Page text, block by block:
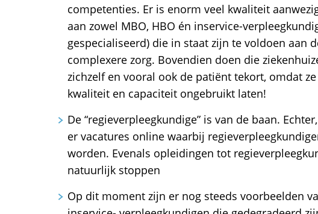
competenties. Er is enorm veel kwaliteit
aan zowel MBO, HBO én inservice-
gespecialiseerd) die in staat zijn te voldoen aan
complexere zorg. Bovendien doen die
zichzelf en vooral ook de patiënt tekort, omdat
kwaliteit en capaciteit ongebruikt laten!
De “regieverpleegkundige” is van de baan.
er vacatures online waarbij
worden. Evenals opleidingen tot
natuurlijk stoppen
Op dit moment zijn er nog steeds voorbeelden